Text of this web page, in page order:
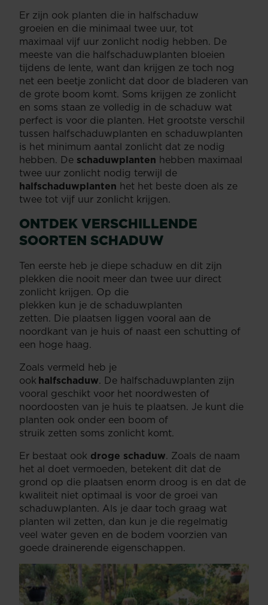
Er zijn ook planten die in halfschaduw
groeien en die minimaal twee uur, tot
maximaal vijf uur zonlicht nodig hebben. De
meeste van die halfschaduwplanten bloeien
tijdens de lente, want dan krijgen ze toch nog
net een beetje zonlicht dat door de bladeren van
de grote boom komt. Soms krijgen ze zonlicht
en soms staan ze volledig in de schaduw wat
perfect is voor die planten. Het grootste verschil
tussen halfschaduwplanten en schaduwplanten
is het minimum aantal zonlicht dat ze nodig
hebben. De schaduwplanten hebben maximaal
twee uur zonlicht nodig terwijl de
halfschaduwplanten het het beste doen als ze
twee tot vijf uur zonlicht krijgen.
ONTDEK VERSCHILLENDE
SOORTEN SCHADUW
Ten eerste heb je diepe schaduw en dit zijn
plekken die nooit meer dan twee uur direct
zonlicht krijgen. Op die
plekken kun je de schaduwplanten
zetten. Die plaatsen liggen vooral aan de
noordkant van je huis of naast een schutting of
een hoge haag.
Zoals vermeld heb je
ook halfschaduw. De halfschaduwplanten zijn
vooral geschikt voor het noordwesten of
noordoosten van je huis te plaatsen. Je kunt die
planten ook onder een boom of
struik zetten soms zonlicht komt.
Er bestaat ook droge schaduw. Zoals de naam
het al doet vermoeden, betekent dit dat de
grond op die plaatsen enorm droog is en dat de
kwaliteit niet optimaal is voor de groei van
schaduwplanten. Als je daar toch graag wat
planten wil zetten, dan kun je die regelmatig
veel water geven en de bodem voorzien van
goede drainerende eigenschappen.